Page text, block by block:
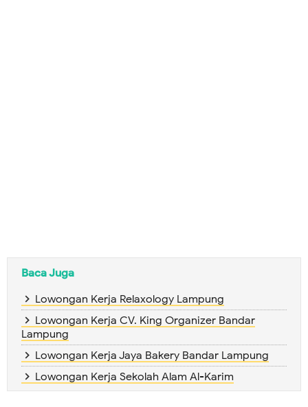
Baca Juga
Lowongan Kerja Relaxology Lampung
Lowongan Kerja CV. King Organizer Bandar
Lampung
Lowongan Kerja Jaya Bakery Bandar Lampung
Lowongan Kerja Sekolah Alam Al-Karim